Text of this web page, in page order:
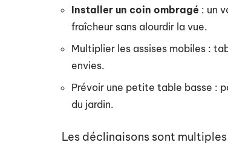
Installer un coin ombragé : un
fraîcheur sans alourdir la vue.
Multiplier les assises mobiles :
envies.
Prévoir une petite table basse :
du jardin.
Les déclinaisons sont